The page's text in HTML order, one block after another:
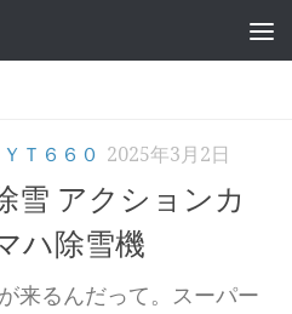
Ｔ６６０ 2025年3月2日
雪 アクションカ
ハ除雪機
来るんだって。スーパー